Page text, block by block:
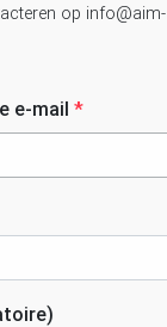
op info@aim-
e-mail *